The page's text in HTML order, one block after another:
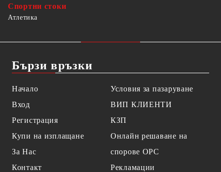
Спортни стоки
Атлетика
Бързи връзки
Начало
Вход
Регистрация
Купи на изплащане
За Нас
Контакт
Условия за пазаруване
ВИП КЛИЕНТИ
КЗП
Онлайн решаване на
спорове OPC
Рекламации